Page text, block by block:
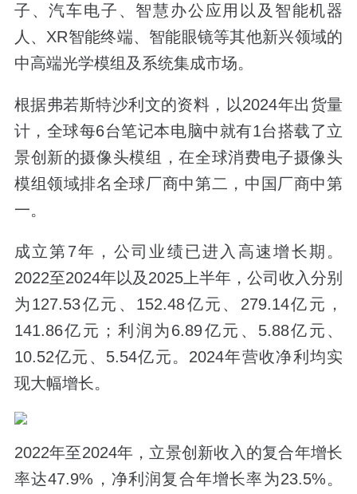
子、汽车电子、智慧办公应用以及智能机器
人、XR智能终端、智能眼镜等其他新兴领域的
中高端光学模组及系统集成市场。
根据弗若斯特沙利文的资料，以2024年出货量
计，全球每6台笔记本电脑中就有1台搭载了立
景创新的摄像头模组，在全球消费电子摄像头
模组领域排名全球厂商中第二，中国厂商中第
一。
成立第7年，公司业绩已进入高速增长期。
2022至2024年以及2025上半年，公司收入分别
为127.53亿元、152.48亿元、279.14亿元，
141.86亿元；利润为6.89亿元、5.88亿元、
10.52亿元、5.54亿元。 2024年营收净利均实
现大幅增长。
2022年至2024年，立景创新收入的复合年增长
率达47.9%，净利润复合年增长率为23.5%。